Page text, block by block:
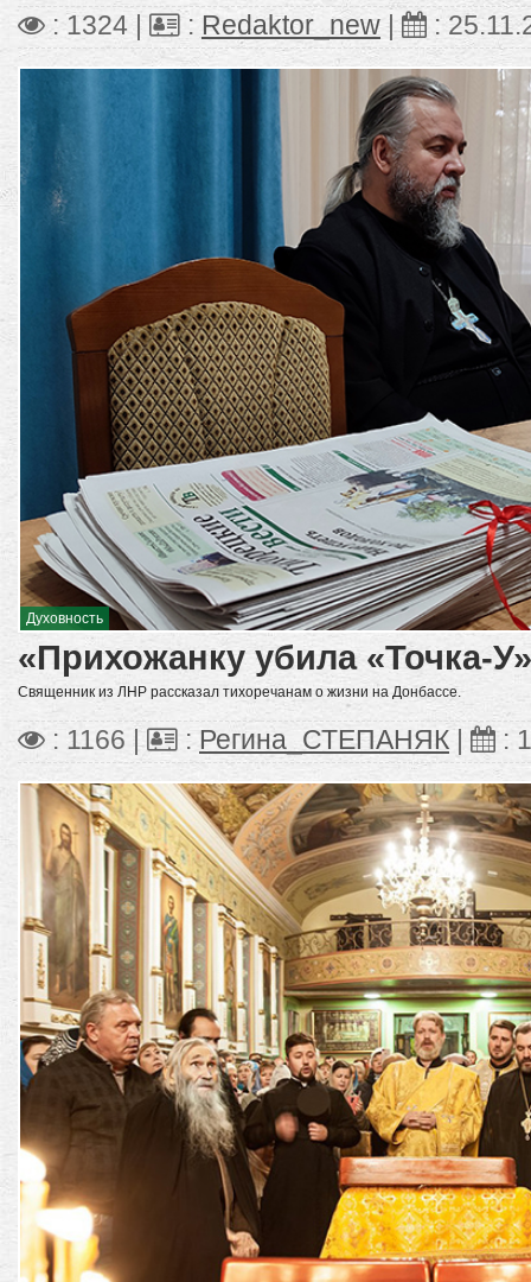
: 1324 | : Redaktor_new| :
Духовность
«Прихожанку убила «Точка-У»
Священник из ЛНР рассказал тихоречанам о жизни на Донбассе.
: 1166 | : Регина_СТЕПАНЯК| :